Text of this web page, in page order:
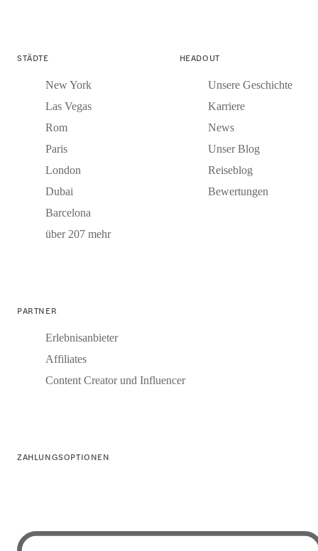
STÄDTE
New York
Las Vegas
Rom
Paris
London
Dubai
Barcelona
über 207 mehr
HEADOUT
Unsere Geschichte
Karriere
News
Unser Blog
Reiseblog
Bewertungen
PARTNER
Erlebnisanbieter
Affiliates
Content Creator und Influencer
ZAHLUNGSOPTIONEN